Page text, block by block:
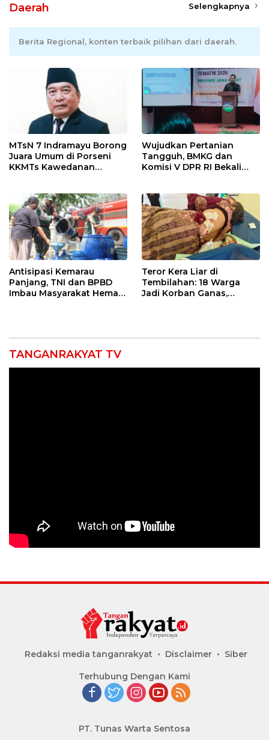
Daerah Selengkapnya
Berita Regional, konten terbaik pilihan dari daerah.
MTsN 7 Indramayu Borong
Juara Umum di Porseni
KKMTs Kawedanan
Wujudkan Pertanian
Tangguh, BMKG dan
Komisi V DPR RI Bekali
Antisipasi Kemarau
Panjang, TNI dan BPBD
Imbau Masyarakat Hemat
Teror Kera Liar di
Tembilahan: 18 Warga
Jadi Korban Ganas,
TANGANRAKYAT TV
Redaksi media tanganrakyat Disclaimer Siber
Terhubung Dengan Kami
PT. Tunas Warta Sentosa